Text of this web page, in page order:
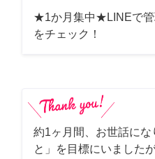
★1か月集中★LINEで管
をチェック！
約1ヶ月間、お世話にな
と」を目標にいました